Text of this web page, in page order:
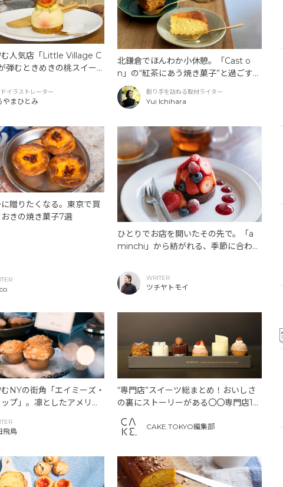
む人気店「Little Village C
弾むときめきの桃スイー
イラストレーター
やまひとみ
北鎌倉でほんわか小休憩。「Cast o
n」の“紅茶にあう焼き菓子”と過ごす穏
やかな時間
創り手を訪ねる取材ライター
Yui Ichihara
贈りたくなる。東京で買
きの焼き菓子7選
ひとりでお店を開いたその先で。「a
minchi」から紡がれる、季節に合わせ
WRITER
ツチヤトモイ
NYの街角「エイミーズ・
プ」。凛としたアメリカ
込められた熱い想い。
飛鳥
“専門店”スイーツ総まとめ！おいしさ
の裏にストーリーがある〇〇専門店19
CAKE.TOKYO編集部